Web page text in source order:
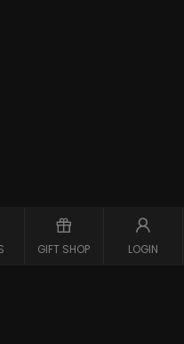
GIFT SHOP LOGIN